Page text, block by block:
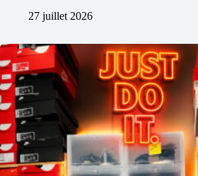
27 juillet 2026